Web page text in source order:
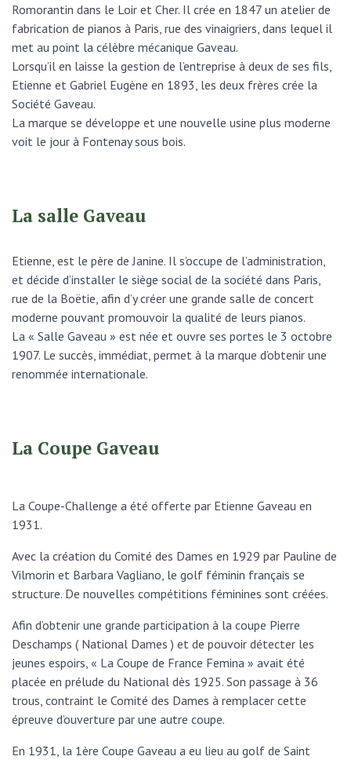
Romorantin dans le Loir et Cher. Il crée en 1847 un atelier de
fabrication de pianos à Paris, rue des vinaigriers, dans lequel il
met au point la célèbre mécanique Gaveau.
Lorsqu’il en laisse la gestion de l’entreprise à deux de ses fils,
Etienne et Gabriel Eugène en 1893, les deux frères crée la
Société Gaveau.
La marque se développe et une nouvelle usine plus moderne
voit le jour à Fontenay sous bois.
La salle Gaveau
Etienne, est le père de Janine. Il s’occupe de l’administration,
et décide d’installer le siège social de la société dans Paris,
rue de la Boëtie, afin d’y créer une grande salle de concert
moderne pouvant promouvoir la qualité de leurs pianos.
La « Salle Gaveau » est née et ouvre ses portes le 3 octobre
1907. Le succès, immédiat, permet à la marque d’obtenir une
renommée internationale.
La Coupe Gaveau
La Coupe-Challenge a été offerte par Etienne Gaveau en
1931.
Avec la création du Comité des Dames en 1929 par Pauline de
Vilmorin et Barbara Vagliano, le golf féminin français se
structure. De nouvelles compétitions féminines sont créées.
Afin d’obtenir une grande participation à la coupe Pierre
Deschamps ( National Dames ) et de pouvoir détecter les
jeunes espoirs, « La Coupe de France Femina » avait été
placée en prélude du National dès 1925. Son passage à 36
trous, contraint le Comité des Dames à remplacer cette
épreuve d’ouverture par une autre coupe.
En 1931, la 1ère Coupe Gaveau a eu lieu au golf de Saint